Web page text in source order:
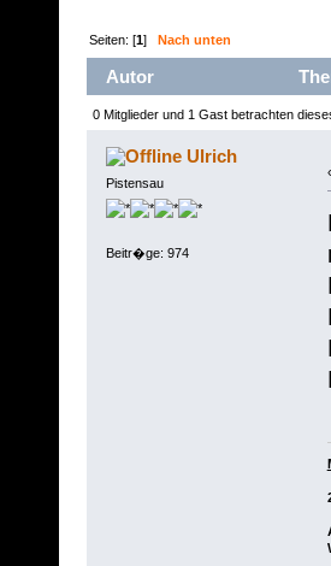
Seiten: [1]Nach unten
Autor
0 Mitglieder und 1 Gast betrachten
Ulrich
Pistensau
Beitr�ge: 974